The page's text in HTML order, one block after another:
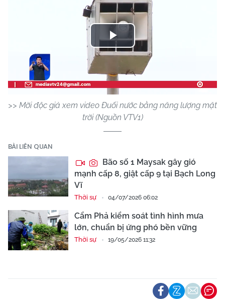
Play
Video
>> Mời độc giả xem video Đuối nước bằng năng lượng mặt
trời (Nguồn VTV1)
BÀI LIÊN QUAN
Bão số 1 Maysak gây gió
mạnh cấp 8, giật cấp 9 tại Bạch Long
Vĩ
Thời sự 04/07/2026 06:02
Cẩm Phả kiểm soát tình hình mưa
lớn, chuẩn bị ứng phó bền vững
Thời sự 19/05/2026 11:32